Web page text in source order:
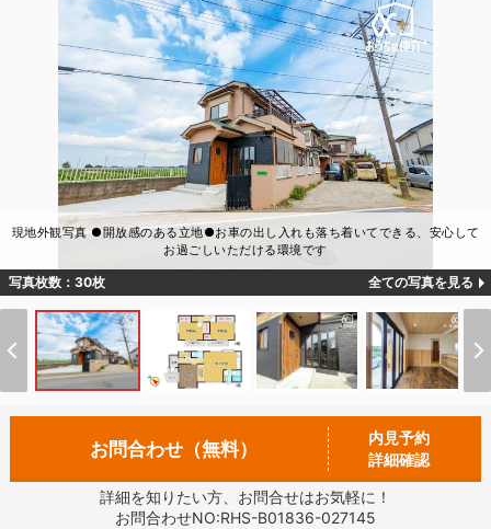
現地外観写真 ●開放感のある立地●お車の出し入れも落ち着いてできる、安心して
お過ごしいただける環境です
写真枚数：30枚 全ての写真を見る
お問合わせ（無料）
内見予約
詳細確認
詳細を知りたい方、お問合せはお気軽に！
お問合わせNO:RHS-B01836-027145